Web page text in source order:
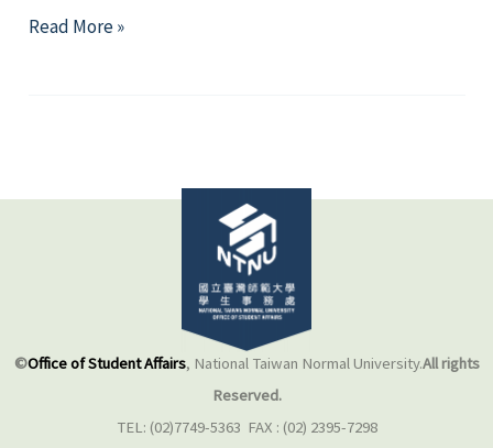
2022
Read More »
©Office of Student Affairs, National Taiwan Normal University.All rights
Reserved.
TEL: (02)7749-5363 FAX : (02) 2395-7298